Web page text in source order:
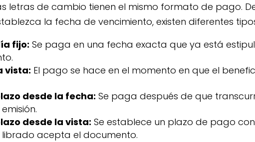
letras de cambio tienen el mismo formato de pago.
la fecha de vencimiento, existen diferentes
fijo: Se paga en una fecha exacta que ya está
vista: El pago se hace en el momento en que el
desde la fecha: Se paga después de que
desde la vista: Se establece un plazo de pago
librado acepta el documento.